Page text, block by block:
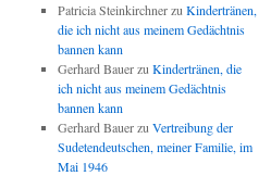
Patricia Steinkirchnerzu Kindertränen,
die ich nicht aus meinem Gedächtnis
bannen kann
Gerhard Bauerzu Kindertränen, die
ich nicht aus meinem Gedächtnis
bannen kann
Gerhard Bauerzu Vertreibung der
Sudetendeutschen, meiner Familie, im
Mai 1946